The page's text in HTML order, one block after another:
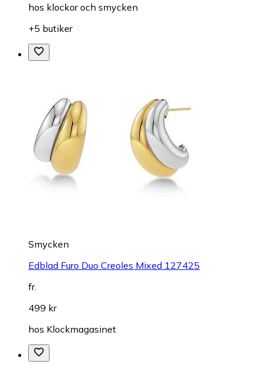
hos klockor och smycken
+5 butiker
Smycken
Edblad Furo Duo Creoles Mixed 127425
fr.
499 kr
hos Klockmagasinet